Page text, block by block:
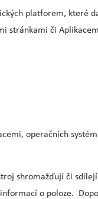
platforem, které
stránkami či
operačních
shromažďují či
o poloze.